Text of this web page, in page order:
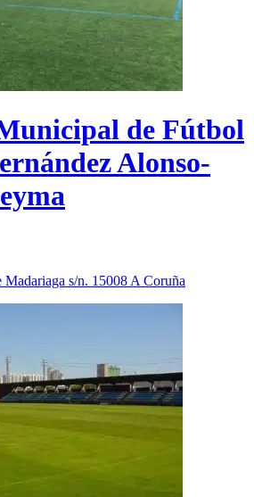
de Fútbol
Alonso-
s/n. 15008A Coruña